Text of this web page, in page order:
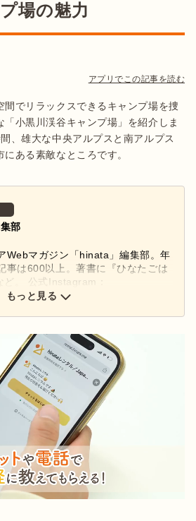
場の魅力
アプリでこの記事を読む
間でリラックスできるキャンプ場を捜
「小黒川渓谷キャンプ場」を紹介しま
、雄大な中央アルプスと南アルプス
ある素敵なところです。
部
Webマガジン「hinata」編集部。年
事は600以上。著書に『ひなたごは
ど。 公式Instagram：
もっと見る